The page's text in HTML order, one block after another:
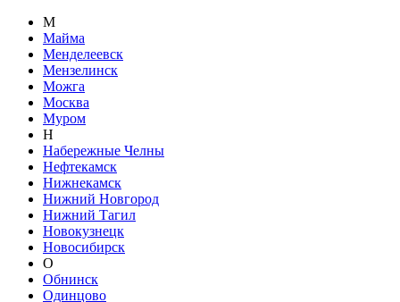
М
Майма
Менделеевск
Мензелинск
Можга
Москва
Муром
Н
Набережные Челны
Нефтекамск
Нижнекамск
Нижний Новгород
Нижний Тагил
Новокузнецк
Новосибирск
О
Обнинск
Одинцово